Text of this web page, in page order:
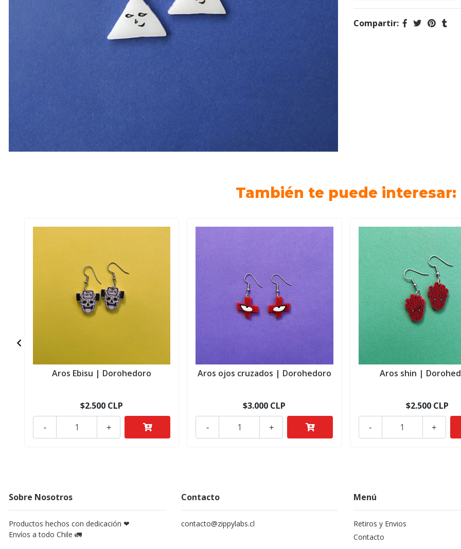
Compartir:
También te puede interesar:
Aros Ebisu | Dorohedoro
$2.500 CLP
+
-
Aros ojos cruzados | Dorohedoro
$3.000 CLP
+
-
Aros shin |
$2.500 CLP
+
-
Sobre Nosotros
Productos hechos con dedicación ❤
Envíos a todo Chile 🚛
Contacto
contacto@zippylabs.cl
Menú
Retiros y Envios
Contacto